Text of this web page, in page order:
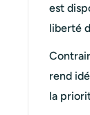
est
liberté
rend
la